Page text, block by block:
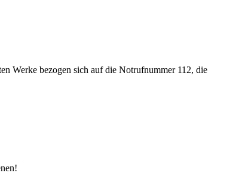
Werke bezogen sich auf die Notrufnummer 112, die